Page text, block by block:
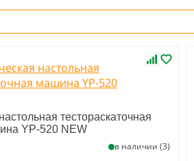
тестораскаточная
YP-520 NEW
в наличии (3)